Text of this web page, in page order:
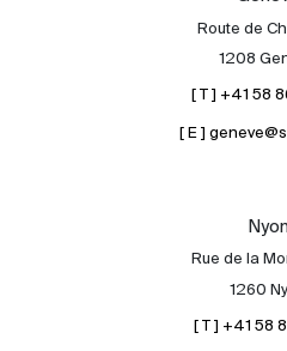
Route de
1208
[ T ] +41 58
[ E ]
Rue de la
1260
[ T ] +41 58